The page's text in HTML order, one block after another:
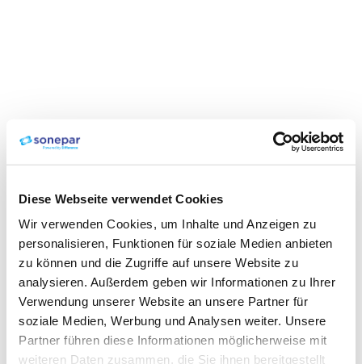
Diese Webseite verwendet Cookies
Wir verwenden Cookies, um Inhalte und Anzeigen zu
personalisieren, Funktionen für soziale Medien anbieten
zu können und die Zugriffe auf unsere Website zu
analysieren. Außerdem geben wir Informationen zu Ihrer
Verwendung unserer Website an unsere Partner für
soziale Medien, Werbung und Analysen weiter. Unsere
Partner führen diese Informationen möglicherweise mit
weiteren Daten zusammen, die Sie ihnen bereitgestellt